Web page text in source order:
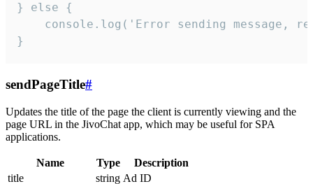
} else {
console.log('Error sending message,
}
sendPageTitle#
Updates the title of the page the client is currently viewing and the
page URL in the JivoChat app, which may be useful for SPA
applications.
Name Type
Description
title
string Ad ID